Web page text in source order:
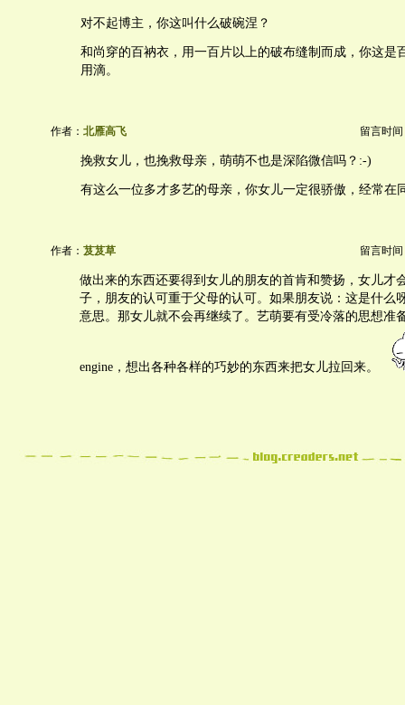
对不起博主，你这叫什么破碗涅？
和尚穿的百衲衣，用一百片以上的破布缝制而成，你这是
用滴。
作者： 北雁高飞 留言时间
挽救女儿，也挽救母亲，萌萌不也是深陷微信吗？:-)
有这么一位多才多艺的母亲，你女儿一定很骄傲，经常在
作者： 芨芨草 留言时间
做出来的东西还要得到女儿的朋友的首肯和赞扬，女儿才
子，朋友的认可重于父母的认可。如果朋友说：这是什么
意思。那女儿就不会再继续了。艺萌要有受冷落的思想准
engine，想出各种各样的巧妙的东西来把女儿拉回来。